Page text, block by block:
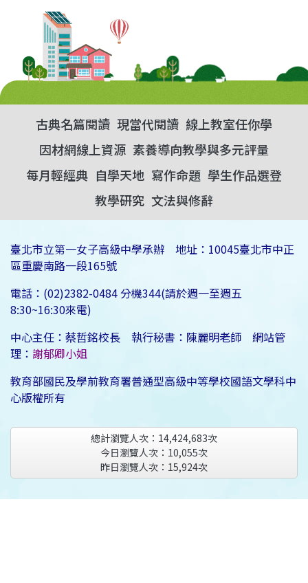
古典名篇閱讀 現當代閱讀 線上教室任你學
因材網線上資源 素養導向教學與多元評量
每月輕經典 自學天地 寫作命題 學生作品選登
教學研究 文法與修辭
臺北市立第一女子高級中學承辦 地址：10045臺北市中正
區重慶南路一段165號
電話：(02)2382-0484 分機344(請於週一至週五
8:30~16:30來電)
中心主任：蔡哲銘校長 執行秘書：陳麗明老師 網站管
理： 謝郁卿小姐
教育部國民及學前教育署普通型高級中等學校國語文學科中
心版權所有
總計瀏覽人次： 14,424,683次
今日瀏覽人次： 10,055次
昨日瀏覽人次： 15,924次